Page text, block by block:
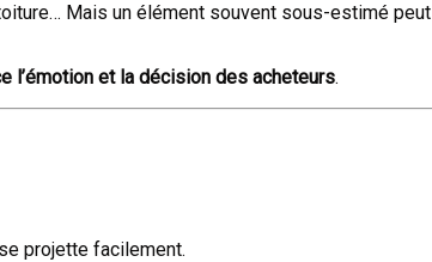
Mais un élément souvent sous-estimé peut
l’émotion et la décision des acheteurs.
projette facilement.